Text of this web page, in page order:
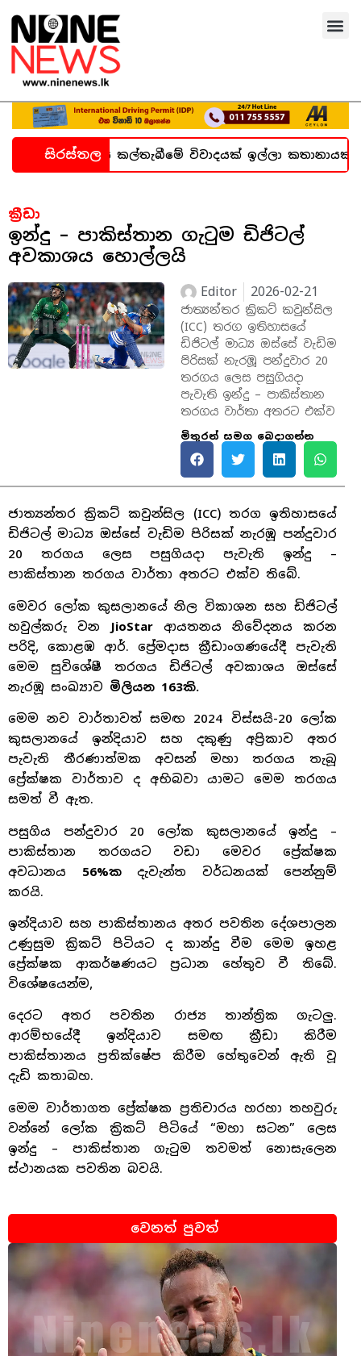
සිරස්තල
හදිසි කල්තැබීමේ විවාදයක් ඉල්ලා කතානායකට ලිපියක්
ක්‍රීඩා
ඉන්දු – පාකිස්තාන ගැටුම ඩිජිටල්
අවකාශය හොල්ලයි
Editor 2026-02-21
ජාත්‍යන්තර ක්‍රිකට් කවුන්සිල
(ICC) තරග ඉතිහාසයේ
ඩිජිටල් මාධ්‍ය ඔස්සේ වැඩිම
පිරිසක් නැරඹූ පන්දුවාර 20
තරගය ලෙස පසුගියදා
පැවැති ඉන්දු – පාකිස්තාන
තරගය වාර්තා අතරට එක්ව
මිතුරන් සමග බෙදාගන්න
ජාත්‍යන්තර ක්‍රිකට් කවුන්සිල (ICC) තරග ඉතිහාසයේ
ඩිජිටල් මාධ්‍ය ඔස්සේ වැඩිම පිරිසක් නැරඹූ පන්දුවාර
20 තරගය ලෙස පසුගියදා පැවැති ඉන්දු –
පාකිස්තාන තරගය වාර්තා අතරට එක්ව තිබේ.
මෙවර ලෝක කුසලානයේ නිල විකාශන සහ ඩිජිටල්
හවුල්කරු වන
JioStar ආයතනය නිවේදනය කරන
පරිදි, කොළඹ ආර්. ප්‍රේමදාස ක්‍රීඩාංගණයේදී පැවැති
මෙම සුවිශේෂී තරගය ඩිජිටල් අවකාශය ඔස්සේ
නැරඹූ සංඛ්‍යාව මිලියන 163කි.
මෙම නව වාර්තාවත් සමඟ 2024 විස්සයි-20 ලෝක
කුසලානයේ ඉන්දියාව සහ දකුණු අප්‍රිකාව අතර
පැවැති තීරණාත්මක අවසන් මහා තරගය තැබූ
ප්‍රේක්ෂක වාර්තාව ද අභිබවා යාමට මෙම තරගය
සමත් වී ඇත.
පසුගිය පන්දුවාර 20 ලෝක කුසලානයේ ඉන්දු –
පාකිස්තාන තරගයට වඩා මෙවර ප්‍රේක්ෂක
අවධානය 56%කදැවැන්ත වර්ධනයක් පෙන්නුම්
කරයි.
ඉන්දියාව සහ පාකිස්තානය අතර පවතින දේශපාලන
උණුසුම ක්‍රිකට් පිටියට ද කාන්දු වීම මෙම ඉහළ
ප්‍රේක්ෂක ආකර්ෂණයට ප්‍රධාන හේතුව වී තිබේ.
විශේෂයෙන්ම,
දෙරට අතර පවතින රාජ්‍ය තාන්ත්‍රික ගැටලු.
ආරම්භයේදී ඉන්දියාව සමඟ ක්‍රීඩා කිරීම
පාකිස්තානය ප්‍රතික්ෂේප කිරීම හේතුවෙන් ඇති වූ
දැඩි කතාබහ.
මෙම වාර්තාගත ප්‍රේක්ෂක ප්‍රතිචාරය හරහා තහවුරු
වන්නේ ලෝක ක්‍රිකට් පිටියේ “මහා සටන” ලෙස
ඉන්දු – පාකිස්තාන ගැටුම තවමත් නොසැලෙන
ස්ථානයක පවතින බවයි.
වෙනත් පුවත්